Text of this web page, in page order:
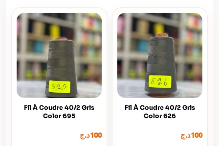
Fil À Coudre 40/2 Gris
Color 626
100د.ج
Fil À Coudre 40/2 Gris
Color 695
100د.ج